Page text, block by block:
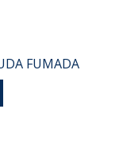
FUMADA